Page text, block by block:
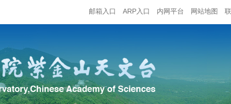
邮箱入口 ARP入口 内网平台 网站地图